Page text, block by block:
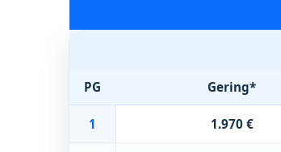
PG Gering*
1 1.970 €